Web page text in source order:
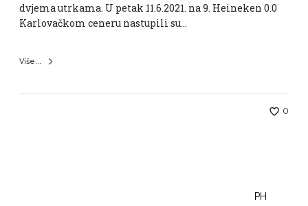
dvjema utrkama. U petak 11.6.2021. na 9. Heineken 0.0
Karlovačkom ceneru nastupili su…
Više...
0
PH